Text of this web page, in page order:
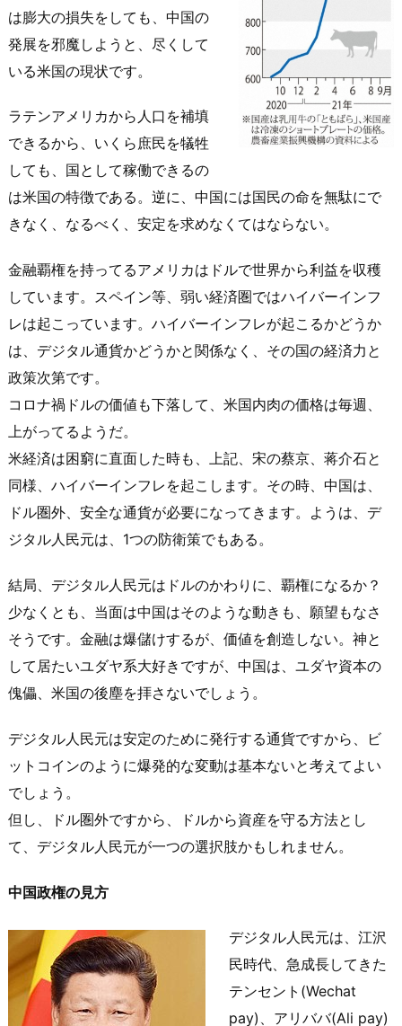
は膨大の損失をしても、中国の
発展を邪魔しようと、尽くして
いる米国の現状です。
ラテンアメリカから人口を補填
できるから、いくら庶民を犠牲
しても、国として稼働できるの
は米国の特徴である。逆に、中国には国民の命を無駄にで
きなく、なるべく、安定を求めなくてはならない。
金融覇権を持ってるアメリカはドルで世界から利益を収穫
しています。スペイン等、弱い経済圏ではハイバーインフ
レは起こっています。ハイバーインフレが起こるかどうか
は、デジタル通貨かどうかと関係なく、その国の経済力と
政策次第です。
コロナ禍ドルの価値も下落して、米国内肉の価格は毎週、
上がってるようだ。
米経済は困窮に直面した時も、上記、宋の蔡京、蒋介石と
同様、ハイバーインフレを起こします。その時、中国は、
ドル圏外、安全な通貨が必要になってきます。ようは、デ
ジタル人民元は、1つの防衛策でもある。
結局、デジタル人民元はドルのかわりに、覇権になるか？
少なくとも、当面は中国はそのような動きも、願望もなさ
そうです。金融は爆儲けするが、価値を創造しない。神と
して居たいユダヤ系大好きですが、中国は、ユダヤ資本の
傀儡、米国の後塵を拝さないでしょう。
デジタル人民元は安定のために発行する通貨ですから、ビ
ットコインのように爆発的な変動は基本ないと考えてよい
でしょう。
但し、ドル圏外ですから、ドルから資産を守る方法とし
て、デジタル人民元が一つの選択肢かもしれません。
中国政権の見方
デジタル人民元は、江沢
民時代、急成長してきた
テンセント(Wechat
pay)、アリババ(Ali pay)